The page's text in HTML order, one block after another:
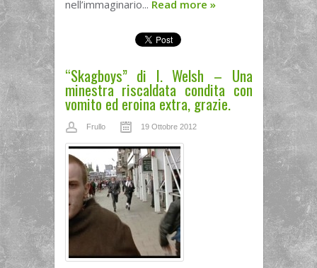
nell’immaginario... Read more »
“Skagboys” di I. Welsh – Una
minestra riscaldata condita con
vomito ed eroina extra, grazie.
Frullo 19 Ottobre 2012